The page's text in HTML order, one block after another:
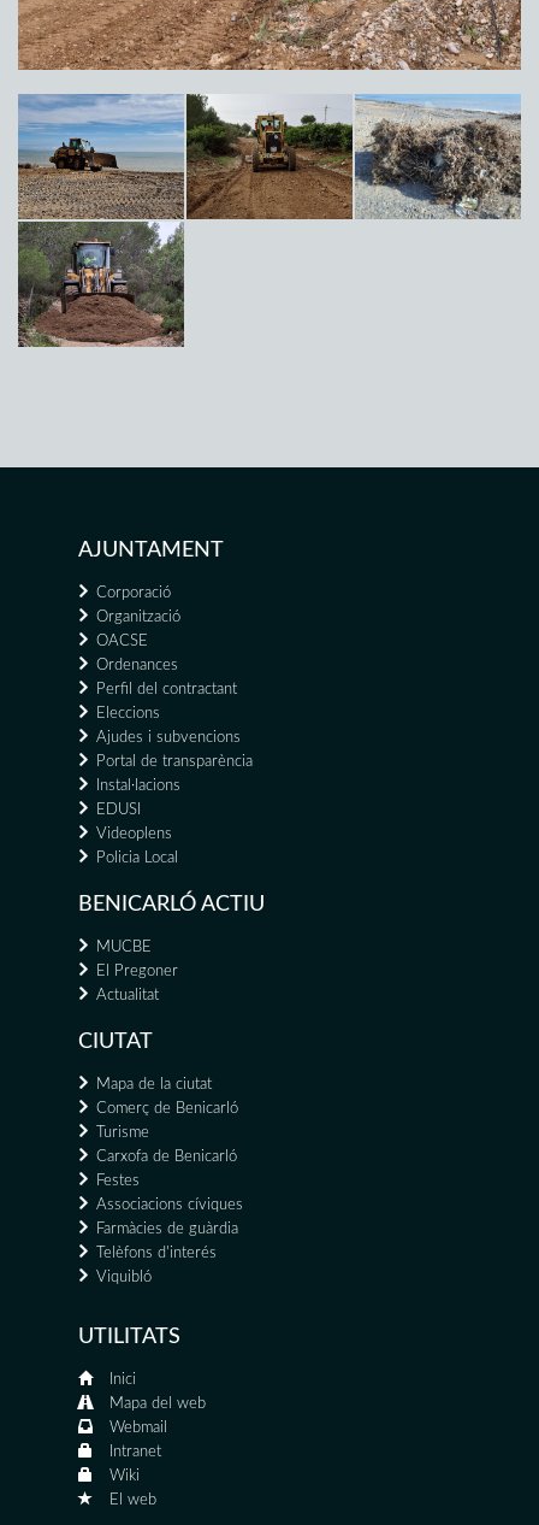
AJUNTAMENT
Corporació
Organització
OACSE
Ordenances
Perfil del contractant
Eleccions
Ajudes i subvencions
Portal de transparència
Instal·lacions
EDUSI
Videoplens
Policia Local
BENICARLÓ ACTIU
MUCBE
El Pregoner
Actualitat
CIUTAT
Mapa de la ciutat
Comerç de Benicarló
Turisme
Carxofa de Benicarló
Festes
Associacions cíviques
Farmàcies de guàrdia
Telèfons d'interés
Viquibló
UTILITATS
Inici
Mapa del web
Webmail
Intranet
Wiki
El web